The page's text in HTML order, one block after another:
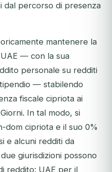
dal percorso di presenza
mantenere la
— con la sua
personale su redditi
— stabilendo
fiscale cipriota ai
In tal modo, si
dom cipriota e il suo 0%
e alcuni redditi da
giurisdizioni possono
reddito: UAE per il